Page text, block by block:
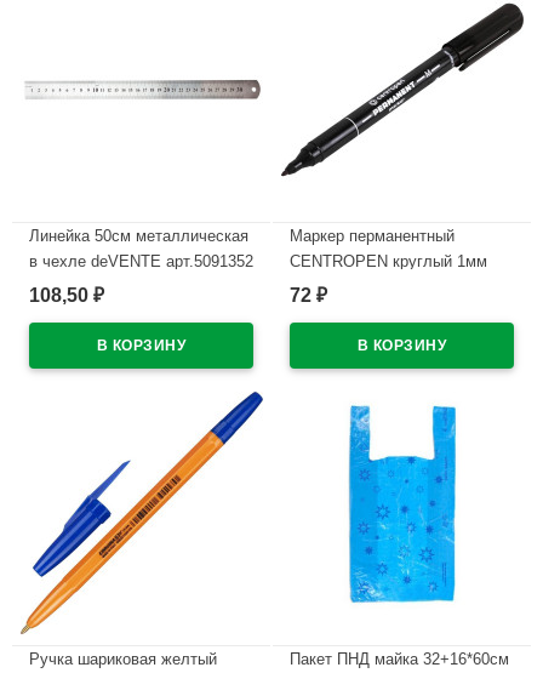
Линейка 50см металлическая
в чехле deVENTE арт.5091352
В наличии
108,50 ₽
Маркер перманентный
CENTROPEN круглый 1мм
черный арт.2846/1Ч
72 ₽
Ручка шариковая желтый Пакет ПНД майка 32+16*60см